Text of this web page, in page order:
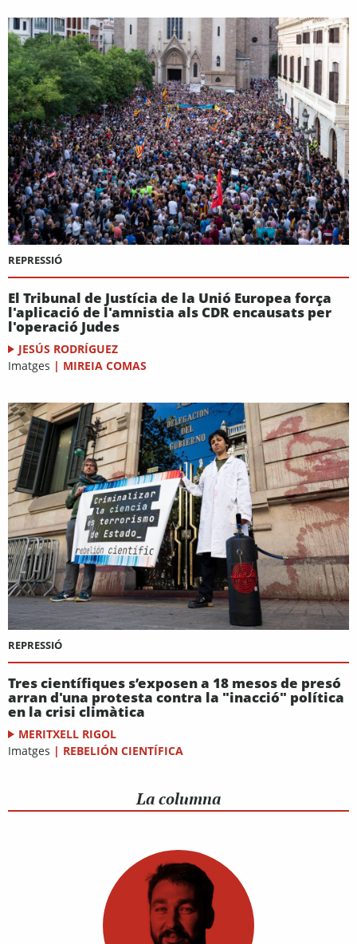
REPRESSIÓ
El Tribunal de Justícia de la Unió Europea força
l'aplicació de l'amnistia als CDR encausats per
l'operació Judes
JESÚS RODRÍGUEZ
Imatges | MIREIA COMAS
REPRESSIÓ
Tres científiques s’exposen a 18 mesos de presó
arran d'una protesta contra la "inacció" política
en la crisi climàtica
MERITXELL RIGOL
Imatges | REBELIÓN CIENTÍFICA
La columna